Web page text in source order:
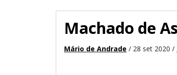
Machado de
Mário de Andrade / 28 set 2020 /